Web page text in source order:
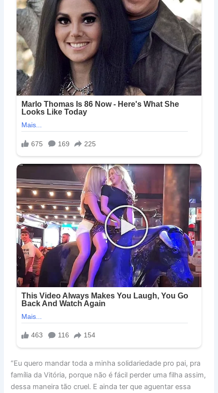
“Eu quero mandar toda a minha solidariedade pro pai, pra
família da Vitória, porque não é fácil perder uma filha assim,
dessa maneira tão cruel. E ainda ter que aguentar essa